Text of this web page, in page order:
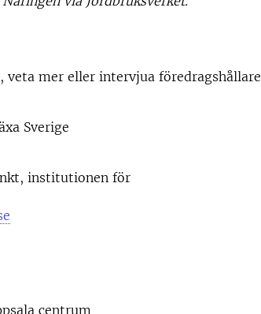
veta mer eller intervjua föredragshållare
Sverige
institutionen för
centrum